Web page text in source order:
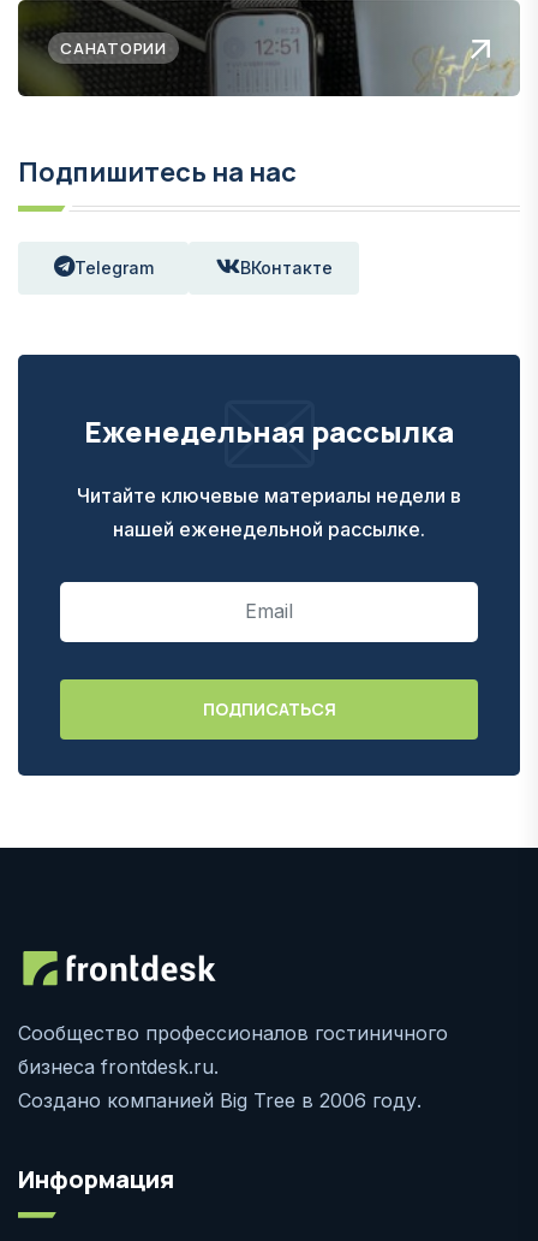
САНАТОРИИ
Подпишитесь на нас
Telegram ВКонтакте
Еженедельная рассылка
Читайте ключевые материалы недели в
нашей еженедельной рассылке.
Сообщество профессионалов гостиничного
бизнеса frontdesk.ru.
Создано компанией Big Tree в 2006 году.
Информация